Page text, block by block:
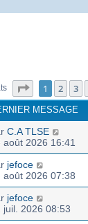
Page sur20
1 2 3
MESSAGE
C.A TLSE
août 2026 16:41
jefoce
août 2026 07:38
jefoce
juil. 2026 08:53